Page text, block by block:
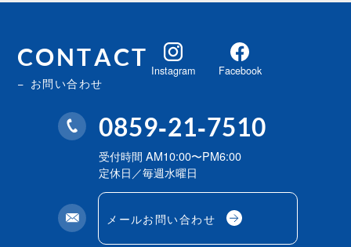
CONTACT
お問い合わせ
0859-21-7510
受付時間 AM10:00〜PM6:00
定休日／毎週水曜日
メールお問い合わせ
Instagram Facebook